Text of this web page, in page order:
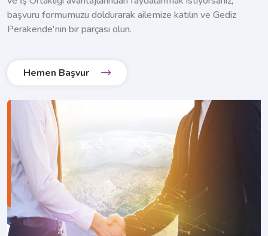
başvuru formumuzu doldurarak ailemize katılın ve Gediz
Perakende'nin bir parçası olun.
Hemen Başvur